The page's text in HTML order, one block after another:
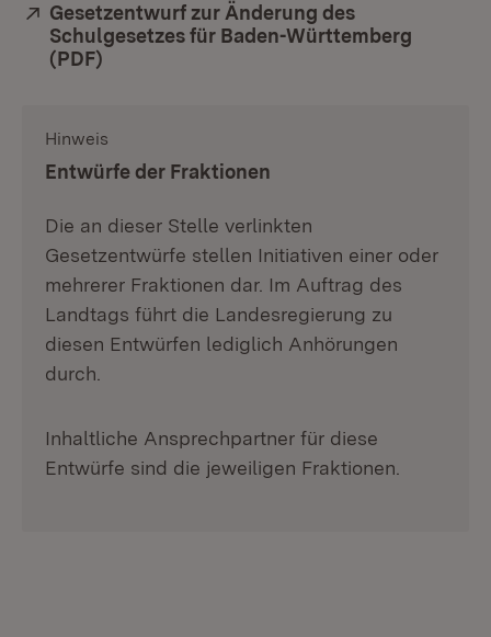
Extern:
Gesetzentwurf zur Änderung des
Schulgesetzes für Baden-Württemberg
(PDF)
Hinweis
Entwürfe der Fraktionen
Die an dieser Stelle verlinkten
Gesetzentwürfe stellen Initiativen einer oder
mehrerer Fraktionen dar. Im Auftrag des
Landtags führt die Landesregierung zu
diesen Entwürfen lediglich Anhörungen
durch.
Inhaltliche Ansprechpartner für diese
Entwürfe sind die jeweiligen Fraktionen.